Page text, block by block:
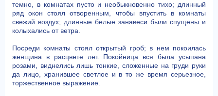
темно, в комнатах пусто и необыкновенно тихо; длинный
ряд окон стоял отворенным, чтобы впустить в комнаты
свежий воздух; длинные белые занавеси были спущены и
колыхались от ветра.
Посреди комнаты стоял открытый гроб; в нем покоилась
женщина в расцвете лет. Покойница вся была усыпана
розами, виднелись лишь тонкие, сложенные на груди руки
да лицо, хранившее светлое и в то же время серьезное,
торжественное выражение.